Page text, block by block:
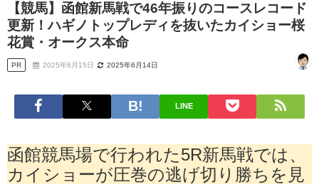
【競馬】函館新馬戦で46年振りのコースレコード
更新！ハギノトップレディを抜いたカイショー桜
花賞・オークス本命
PR 2025年6月15日 2025年6月14日
LINE
函館競馬場で行われた5R新馬戦では、
カイショーが圧巻の逃げ切り勝ちを見